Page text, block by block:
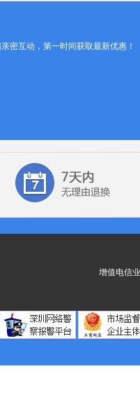
密互动，第一时间获取最新优惠！
增值电信